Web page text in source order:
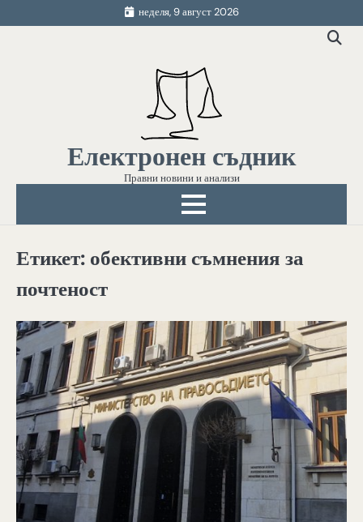
to
неделя, 9 август 2026
Електронен съдник
Правни новини и анализи
Етикет: обективни съмнения за
почтеност